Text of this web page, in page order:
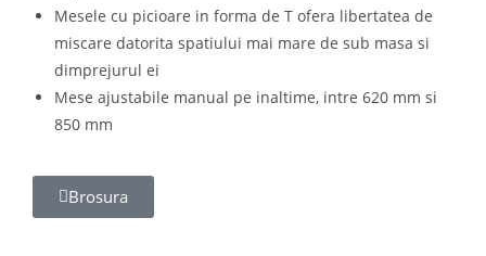
Mesele cu picioare in forma de T ofera libertatea de
miscare datorita spatiului mai mare de sub masa si
dimprejurul ei
Mese ajustabile manual pe inaltime, intre 620 mm si
850 mm
Brosura